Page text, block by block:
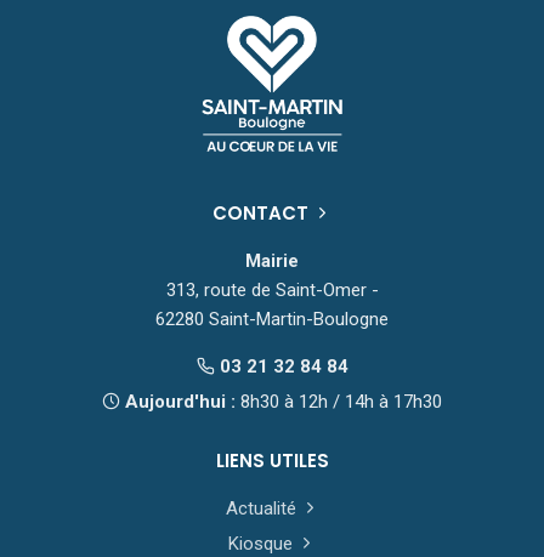
CONTACT
Mairie
313, route de Saint-Omer -
62280 Saint-Martin-Boulogne
03 21 32 84 84
Aujourd'hui : 8h30 à 12h / 14h à 17h30
LIENS UTILES
Actualité
Kiosque